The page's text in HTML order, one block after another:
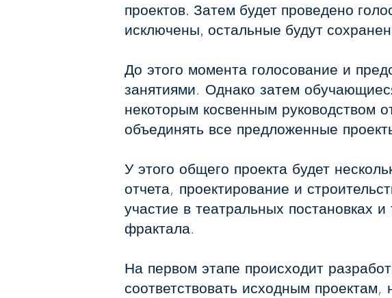
проектов. Затем будет проведено
исключены, остальные будут
До этого момента голосование и
занятиями. Однако затем
некоторым косвенным руководством
объединять все предложенные
У этого общего проекта будет
отчета, проектирование и
участие в театральных постановках
фрактала.
На первом этапе происходит
соответствовать исходным